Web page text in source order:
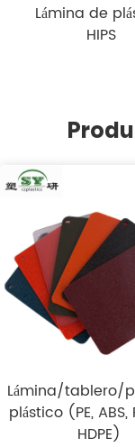
Lámina de
HIPS
Lámina/tablero/
plástico (PE, ABS,
HDPE)